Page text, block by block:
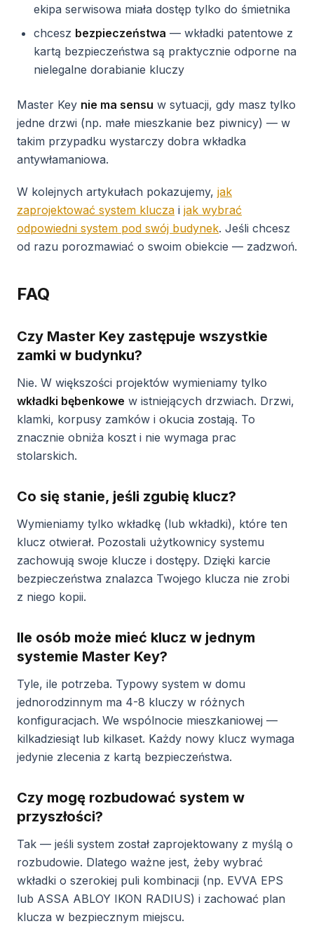
ekipa serwisowa miała dostęp tylko do śmietnika
chcesz bezpieczeństwa — wkładki patentowe z
kartą bezpieczeństwa są praktycznie odporne na
nielegalne dorabianie kluczy
Master Key nie ma sensu w sytuacji, gdy masz tylko
jedne drzwi (np. małe mieszkanie bez piwnicy) — w
takim przypadku wystarczy dobra wkładka
antywłamaniowa.
W kolejnych artykułach pokazujemy, jak
zaprojektować system klucza i jak wybrać
odpowiedni system pod swój budynek. Jeśli chcesz
od razu porozmawiać o swoim obiekcie — zadzwoń.
FAQ
Czy Master Key zastępuje wszystkie
zamki w budynku?
Nie. W większości projektów wymieniamy tylko
wkładki bębenkowe w istniejących drzwiach. Drzwi,
klamki, korpusy zamków i okucia zostają. To
znacznie obniża koszt i nie wymaga prac
stolarskich.
Co się stanie, jeśli zgubię klucz?
Wymieniamy tylko wkładkę (lub wkładki), które ten
klucz otwierał. Pozostali użytkownicy systemu
zachowują swoje klucze i dostępy. Dzięki karcie
bezpieczeństwa znalazca Twojego klucza nie zrobi
z niego kopii.
Ile osób może mieć klucz w jednym
systemie Master Key?
Tyle, ile potrzeba. Typowy system w domu
jednorodzinnym ma 4-8 kluczy w różnych
konfiguracjach. We wspólnocie mieszkaniowej —
kilkadziesiąt lub kilkaset. Każdy nowy klucz wymaga
jedynie zlecenia z kartą bezpieczeństwa.
Czy mogę rozbudować system w
przyszłości?
Tak — jeśli system został zaprojektowany z myślą o
rozbudowie. Dlatego ważne jest, żeby wybrać
wkładki o szerokiej puli kombinacji (np. EVVA EPS
lub ASSA ABLOY IKON RADIUS) i zachować plan
klucza w bezpiecznym miejscu.